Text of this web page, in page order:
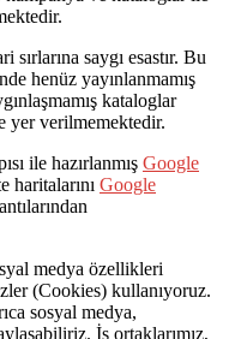
saygı esastır. Bu
henüz yayınlanmamış
kataloglar
yer verilmemektedir.
ile hazırlanmış Google
haritalarını Google
medya özellikleri
(Cookies) kullanıyoruz.
sosyal medya,
İş ortaklarımız,